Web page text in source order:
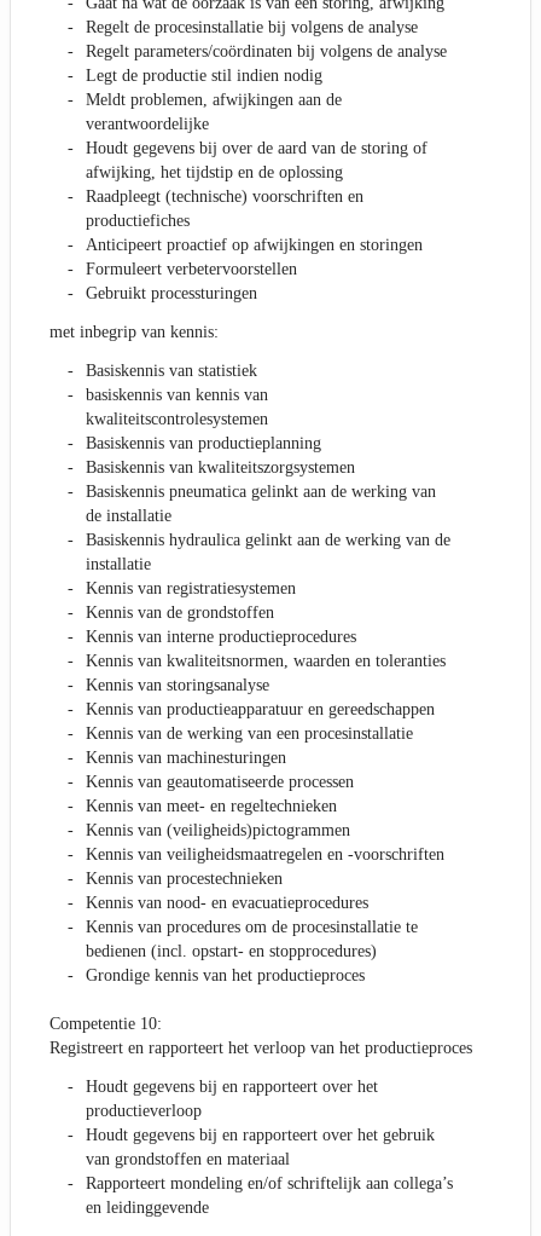
Regelt de procesinstallatie bij volgens de analyse
Regelt parameters/coördinaten bij volgens de analyse
Legt de productie stil indien nodig
Meldt problemen, afwijkingen aan de
verantwoordelijke
Houdt gegevens bij over de aard van de storing of
afwijking, het tijdstip en de oplossing
Raadpleegt (technische) voorschriften en
productiefiches
Anticipeert proactief op afwijkingen en storingen
Formuleert verbetervoorstellen
Gebruikt processturingen
met inbegrip van kennis:
Basiskennis van statistiek
basiskennis van kennis van
kwaliteitscontrolesystemen
Basiskennis van productieplanning
Basiskennis van kwaliteitszorgsystemen
Basiskennis pneumatica gelinkt aan de werking van
de installatie
Basiskennis hydraulica gelinkt aan de werking van de
installatie
Kennis van registratiesystemen
Kennis van de grondstoffen
Kennis van interne productieprocedures
Kennis van kwaliteitsnormen, waarden en toleranties
Kennis van storingsanalyse
Kennis van productieapparatuur en gereedschappen
Kennis van de werking van een procesinstallatie
Kennis van machinesturingen
Kennis van geautomatiseerde processen
Kennis van meet- en regeltechnieken
Kennis van (veiligheids)pictogrammen
Kennis van veiligheidsmaatregelen en -voorschriften
Kennis van procestechnieken
Kennis van nood- en evacuatieprocedures
Kennis van procedures om de procesinstallatie te
bedienen (incl. opstart- en stopprocedures)
Grondige kennis van het productieproces
Competentie 10:
Registreert en rapporteert het verloop van het productieproces
Houdt gegevens bij en rapporteert over het
productieverloop
Houdt gegevens bij en rapporteert over het gebruik
van grondstoffen en materiaal
Rapporteert mondeling en/of schriftelijk aan collega’s
en leidinggevende